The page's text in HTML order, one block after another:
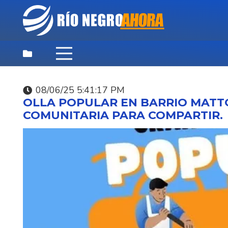
08/06/25 5:41:17 PM
OLLA POPULAR EN BARRIO
COMUNITARIA PARA COMPARTIR.
DESTACADAS, NOTICIAS,
SOCIALES
MINISTERIO DEL
ABRE LLAMADO PARA
CUBRIR 223 CARGOS
OPERADOR
PENITENCIARIO